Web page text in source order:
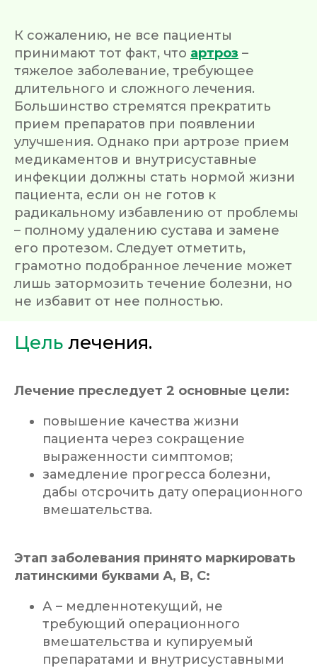
К сожалению, не все пациенты
принимают тот факт, что артроз –
тяжелое заболевание, требующее
длительного и сложного лечения.
Большинство стремятся прекратить
прием препаратов при появлении
улучшения. Однако при артрозе прием
медикаментов и внутрисуставные
инфекции должны стать нормой жизни
пациента, если он не готов к
радикальному избавлению от проблемы
– полному удалению сустава и замене
его протезом. Следует отметить,
грамотно подобранное лечение может
лишь затормозить течение болезни, но
не избавит от нее полностью.
Цель лечения.
Лечение преследует 2 основные цели:
повышение качества жизни
пациента через сокращение
выраженности симптомов;
замедление прогресса болезни,
дабы отсрочить дату операционного
вмешательства.
Этап заболевания принято маркировать
латинскими буквами А, В, С:
А – медленнотекущий, не
требующий операционного
вмешательства и купируемый
препаратами и внутрисуставными